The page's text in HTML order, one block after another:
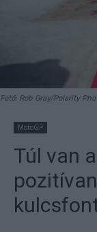
Fotó: Rob Gray/Polarity
MotoGP
Túl van